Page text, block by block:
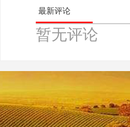
最新评论
暂无评论